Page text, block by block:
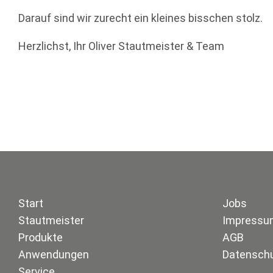
Darauf sind wir zurecht ein kleines bisschen stolz.
Herzlichst, Ihr Oliver Stautmeister & Team
Start
Stautmeister
Produkte
Anwendungen
Jobs
AGB